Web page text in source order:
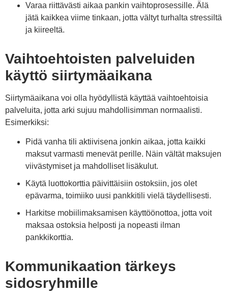
Varaa riittävästi aikaa pankin vaihtoprosessille. Älä
jätä kaikkea viime tinkaan, jotta vältyt turhalta stressiltä
ja kiireeltä.
Vaihtoehtoisten palveluiden
käyttö siirtymäaikana
Siirtymäaikana voi olla hyödyllistä käyttää vaihtoehtoisia
palveluita, jotta arki sujuu mahdollisimman normaalisti.
Esimerkiksi:
Pidä vanha tili aktiivisena jonkin aikaa, jotta kaikki
maksut varmasti menevät perille. Näin vältät maksujen
viivästymiset ja mahdolliset lisäkulut.
Käytä luottokorttia päivittäisiin ostoksiin, jos olet
epävarma, toimiiko uusi pankkitili vielä täydellisesti.
Harkitse mobiilimaksamisen käyttöönottoa, jotta voit
maksaa ostoksia helposti ja nopeasti ilman
pankkikorttia.
Kommunikaation tärkeys
sidosryhmille